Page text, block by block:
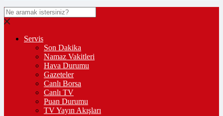
Servis
Son Dakika
Namaz Vakitleri
Hava Durumu
Gazeteler
Canlı Borsa
Canlı TV
Puan Durumu
TV Yayın Akışları